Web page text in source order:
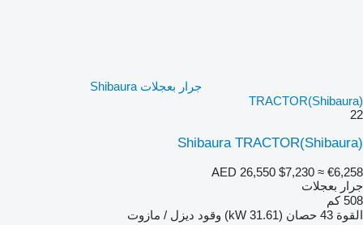
جرار بعجلات Shibaura
TRACTOR(Shibaura)
22
Shibaura TRACTOR(Shibaura)
AED 26,550 $7,230 ≈ €6,258
جرار بعجلات
508 كم
القوة 43 حصان (31.61 kW) وقود ديزل / مازوت